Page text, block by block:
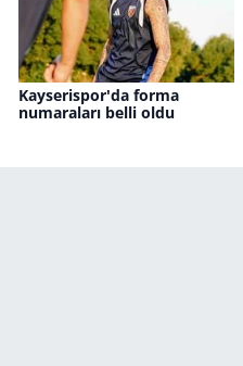
Kayserispor'da forma
numaraları belli oldu